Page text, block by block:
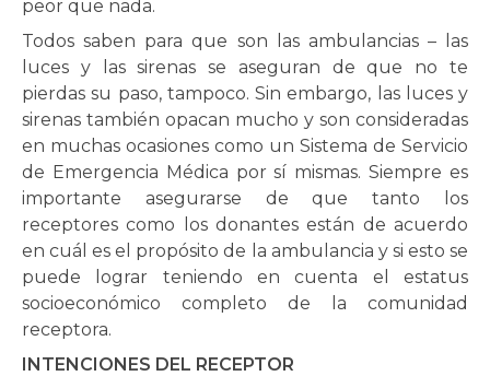
peor que nada.
Todos saben para que son las ambulancias – las
luces y las sirenas se aseguran de que no te
pierdas su paso, tampoco. Sin embargo, las luces y
sirenas también opacan mucho y son consideradas
en muchas ocasiones como un Sistema de Servicio
de Emergencia Médica por sí mismas. Siempre es
importante asegurarse de que tanto los
receptores como los donantes están de acuerdo
en cuál es el propósito de la ambulancia y si esto se
puede lograr teniendo en cuenta el estatus
socioeconómico completo de la comunidad
receptora.
INTENCIONES DEL RECEPTOR